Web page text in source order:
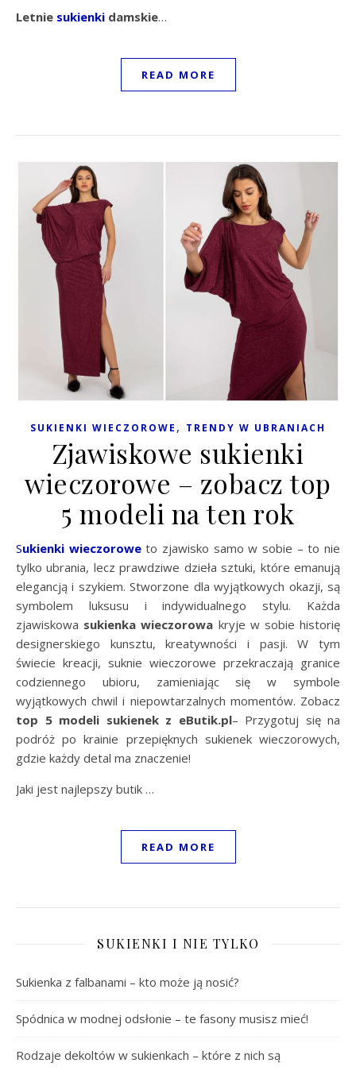
Letnie sukienki damskie…
READ MORE
SUKIENKI WIECZOROWE , TRENDY W UBRANIACH
Zjawiskowe sukienki
wieczorowe – zobacz top
5 modeli na ten rok
Sukienki wieczoroweto zjawisko samo w sobie – to nie
tylko ubrania, lecz prawdziwe dzieła sztuki, które emanują
elegancją i szykiem. Stworzone dla wyjątkowych okazji, są
symbolem luksusu i indywidualnego stylu. Każda
zjawiskowa sukienka wieczorowa kryje w sobie historię
designerskiego kunsztu, kreatywności i pasji. W tym
świecie kreacji, suknie wieczorowe przekraczają granice
codziennego ubioru, zamieniając się w symbole
wyjątkowych chwil i niepowtarzalnych momentów. Zobacz
top 5 modeli sukienek z eButik.pl– Przygotuj się na
podróż po krainie przepięknych sukienek wieczorowych,
gdzie każdy detal ma znaczenie!
Jaki jest najlepszy butik …
READ MORE
SUKIENKI I NIE TYLKO
Sukienka z falbanami – kto może ją nosić?
Spódnica w modnej odsłonie – te fasony musisz mieć!
Rodzaje dekoltów w sukienkach – które z nich są